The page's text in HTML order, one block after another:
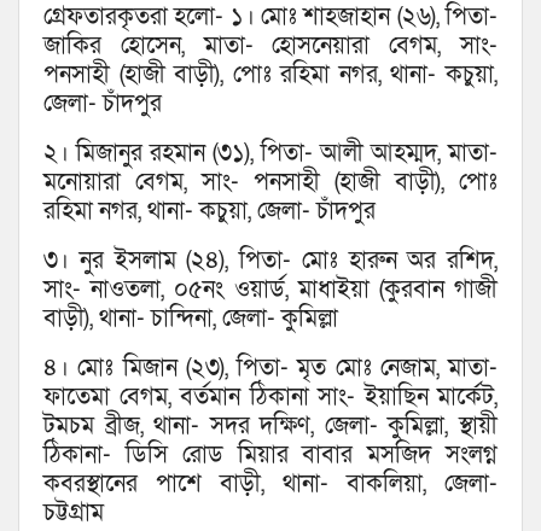
গ্রেফতারকৃতরা হলো- ১। মোঃ শাহজাহান (২৬), পিতা-
জাকির হোসেন, মাতা- হোসনেয়ারা বেগম, সাং-
পনসাহী (হাজী বাড়ী), পোঃ রহিমা নগর, থানা- কচুয়া,
জেলা- চাঁদপুর
২। মিজানুর রহমান (৩১), পিতা- আলী আহম্মদ, মাতা-
মনোয়ারা বেগম, সাং- পনসাহী (হাজী বাড়ী), পোঃ
রহিমা নগর, থানা- কচুয়া, জেলা- চাঁদপুর
৩। নুর ইসলাম (২৪), পিতা- মোঃ হারুন অর রশিদ,
সাং- নাওতলা, ০৫নং ওয়ার্ড, মাধাইয়া (কুরবান গাজী
বাড়ী), থানা- চান্দিনা, জেলা- কুমিল্লা
৪। মোঃ মিজান (২৩), পিতা- মৃত মোঃ নেজাম, মাতা-
ফাতেমা বেগম, বর্তমান ঠিকানা সাং- ইয়াছিন মার্কেট,
টমচম ব্রীজ, থানা- সদর দক্ষিণ, জেলা- কুমিল্লা, স্থায়ী
ঠিকানা- ডিসি রোড মিয়ার বাবার মসজিদ সংলগ্ন
কবরস্থানের পাশে বাড়ী, থানা- বাকলিয়া, জেলা-
চট্টগ্রাম